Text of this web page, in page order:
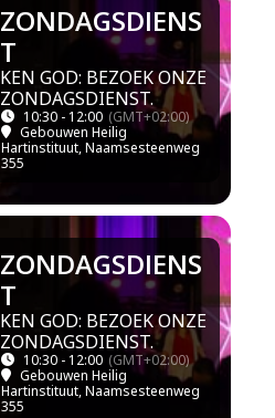
ZONDAGSDIENS
T
KEN GOD: BEZOEK ONZE
ZONDAGSDIENST.
10:30 - 12:00 (GMT+02:00)
Gebouwen Heilig
Hartinstituut, Naamsesteenweg
355
ZONDAGSDIENS
T
KEN GOD: BEZOEK ONZE
ZONDAGSDIENST.
10:30 - 12:00 (GMT+02:00)
Gebouwen Heilig
Hartinstituut, Naamsesteenweg
355